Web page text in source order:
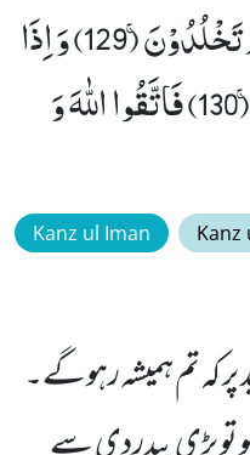
وَ تَتَّخِذُوْنَ مَصَانِعَ لَعَلَّكُمْ تَخْلُدُوْنَۚ (129) وَ اِذَا
بَطَشْتُمْ بَطَشْتُمْ جَبَّارِیْنَۚ (130) فَاتَّقُوا اللّٰهَ وَ
Kanz ul Iman Kanz
کہ تم ہمیشہ رہوگے۔